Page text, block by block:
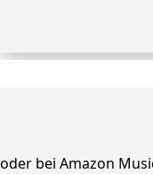
oder bei Amazon